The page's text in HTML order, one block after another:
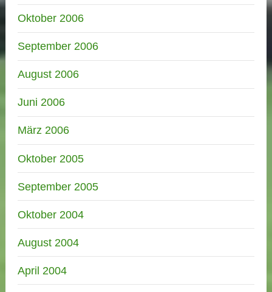
Oktober 2006
September 2006
August 2006
Juni 2006
März 2006
Oktober 2005
September 2005
Oktober 2004
August 2004
April 2004